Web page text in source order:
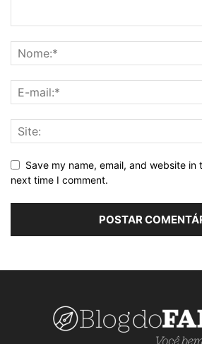
Save my name, email, and website in
next time I comment.